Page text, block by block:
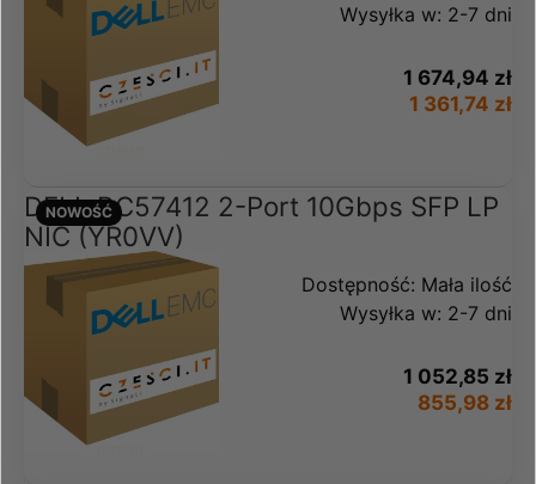
Wysyłka w: 2-7 dni
1 674,94 zł
1 361,74 zł
DELL BC57412 2-Port 10Gbps SFP LP
NIC (YR0VV)
Dostępność: Mała ilość
Wysyłka w: 2-7 dni
1 052,85 zł
855,98 zł
NOWOŚĆ